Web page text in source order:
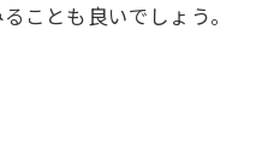
ことも良いでしょう。